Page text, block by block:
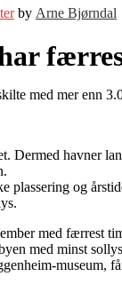
by Arne Bjørndal
med mer enn
Dermed havner
plassering og
med færrest
med minst
museum,